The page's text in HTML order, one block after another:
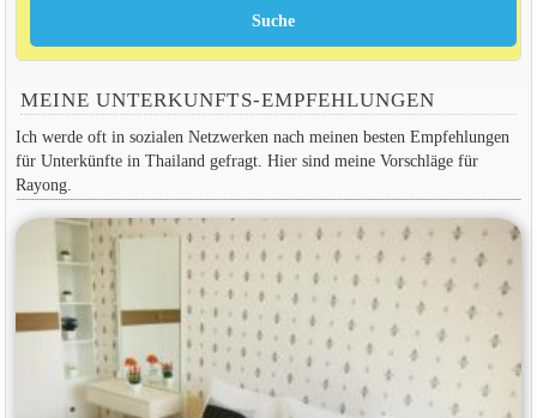
MEINE UNTERKUNFTS-EMPFEHLUNGEN
Ich werde oft in sozialen Netzwerken nach meinen besten Empfehlungen
für Unterkünfte in Thailand gefragt. Hier sind meine Vorschläge für
Rayong.